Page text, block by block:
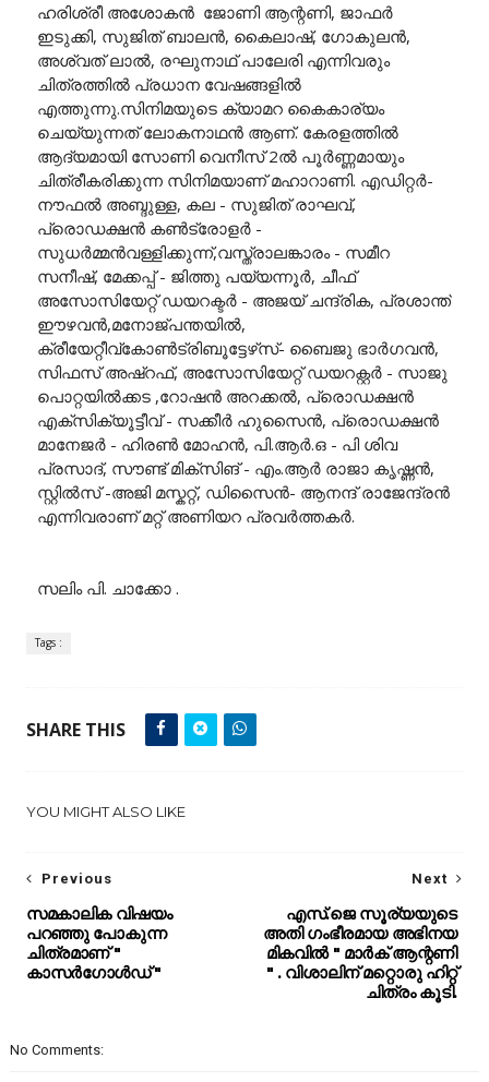
ഹരിശ്രീ അശോകൻ ജോണി ആന്റണി, ജാഫർ
ഇടുക്കി, സുജിത് ബാലൻ, കൈലാഷ്, ഗോകുലൻ,
അശ്വത് ലാൽ, രഘുനാഥ് പാലേരി എന്നിവരും
ചിത്രത്തിൽ പ്രധാന വേഷങ്ങളിൽ
എത്തുന്നു.സിനിമയുടെ ക്യാമറ കൈകാര്യം
ചെയ്യുന്നത് ലോകനാഥൻ ആണ്. കേരളത്തിൽ
ആദ്യമായി സോണി വെനീസ് 2ൽ പൂർണ്ണമായും
ചിത്രീകരിക്കുന്ന സിനിമയാണ് മഹാറാണി. എഡിറ്റർ-
നൗഫൽ അബ്ദുള്ള, കല - സുജിത് രാഘവ്,
പ്രൊഡക്ഷൻ കൺട്രോളർ -
സുധർമ്മൻവള്ളിക്കുന്ന്,വസ്ത്രാലങ്കാരം - സമീറ
സനീഷ്, മേക്കപ്പ് - ജിത്തു പയ്യന്നൂർ, ചീഫ്
അസോസിയേറ്റ് ഡയറക്ടർ - അജയ് ചന്ദ്രിക, പ്രശാന്ത്
ഈഴവൻ,മനോജ്‌പന്തയിൽ,
ക്രീയേറ്റീവ്കോൺട്രിബൂട്ടേഴ്‌സ്- ബൈജു ഭാർഗവൻ,
സിഫസ് അഷ്‌റഫ്‌, അസോസിയേറ്റ് ഡയറക്റ്റർ - സാജു
പൊറ്റയിൽക്കട ,റോഷൻ അറക്കൽ, പ്രൊഡക്ഷൻ
എക്സിക്യൂട്ടീവ് - സക്കീർ ഹുസൈൻ, പ്രൊഡക്ഷൻ
മാനേജർ - ഹിരൺ മോഹൻ, പി.ആർ.ഒ - പി ശിവ
പ്രസാദ്, സൗണ്ട് മിക്സിങ് - എം.ആർ രാജാ കൃഷ്ണൻ,
സ്റ്റിൽസ് -അജി മസ്കറ്റ്, ഡിസൈൻ- ആനന്ദ് രാജേന്ദ്രൻ
എന്നിവരാണ് മറ്റ് അണിയറ പ്രവർത്തകർ.
സലിം പി. ചാക്കോ .
Tags :
SHARE THIS
YOU MIGHT ALSO LIKE
Next
എസ്.ജെ സൂര്യയുടെ
അതി ഗംഭീരമായ അഭിനയ
മികവിൽ " മാർക് ആന്റണി
" . വിശാലിന് മറ്റൊരു ഹിറ്റ്
ചിത്രം കൂടി.
Previous
സമകാലിക വിഷയം
പറഞ്ഞു പോകുന്ന
ചിത്രമാണ് "
കാസർഗോൾഡ് "
No Comments: